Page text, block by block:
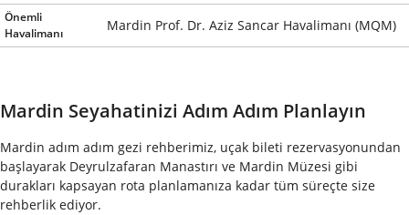
Önemli
Havalimanı
Mardin Prof. Dr. Aziz Sancar Havalimanı (MQM)
Mardin Seyahatinizi Adım Adım Planlayın
Mardin adım adım gezi rehberimiz, uçak bileti rezervasyonundan
başlayarak Deyrulzafaran Manastırı ve Mardin Müzesi gibi
durakları kapsayan rota planlamanıza kadar tüm süreçte size
rehberlik ediyor.